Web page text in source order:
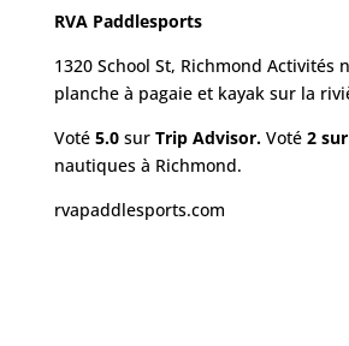
RVA Paddlesports
1320 School St, Richmond Activités
planche à pagaie et kayak sur la
Voté 5.0sur Trip Advisor.Voté 2
nautiques à Richmond.
rvapaddlesports.com